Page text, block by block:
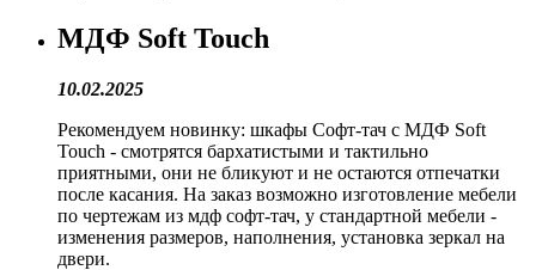
МДФ Soft Touch
10.02.2025
Рекомендуем новинку: шкафы Софт-тач с МДФ Soft
Touch - смотрятся бархатистыми и тактильно
приятными, они не бликуют и не остаются отпечатки
после касания. На заказ возможно изготовление мебели
по чертежам из мдф софт-тач, у стандартной мебели -
изменения размеров, наполнения, установка зеркал на
двери.